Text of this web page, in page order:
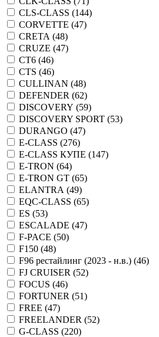
CLS-CLASS (144)
CORVETTE (47)
CRETA (48)
CRUZE (47)
CT6 (46)
CTS (46)
CULLINAN (48)
DEFENDER (62)
DISCOVERY (59)
DISCOVERY SPORT (53)
DURANGO (47)
E-CLASS (276)
E-CLASS КУПЕ (147)
E-TRON (64)
E-TRON GT (65)
ELANTRA (49)
EQC-CLASS (65)
ES (53)
ESCALADE (47)
F-PACE (50)
F150 (48)
F96 рестайлинг (2023 - н.в.) (46)
FJ CRUISER (52)
FOCUS (46)
FORTUNER (51)
FREE (47)
FREELANDER (52)
G-CLASS (220)